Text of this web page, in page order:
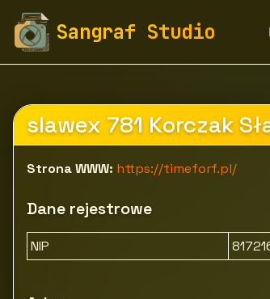
Sangraf Studio
fototapety-sangraf.pl Firmy
slawex 781 Korczak
Strona WWW: https://timeforf.pl/
Dane rejestrowe
NIP